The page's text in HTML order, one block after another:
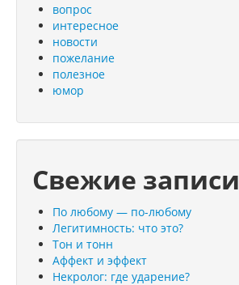
вопрос
интересное
новости
пожелание
полезное
юмор
Свежие записи
По любому — по-любому
Легитимность: что это?
Тон и тонн
Аффект и эффект
Некролог: где ударение?